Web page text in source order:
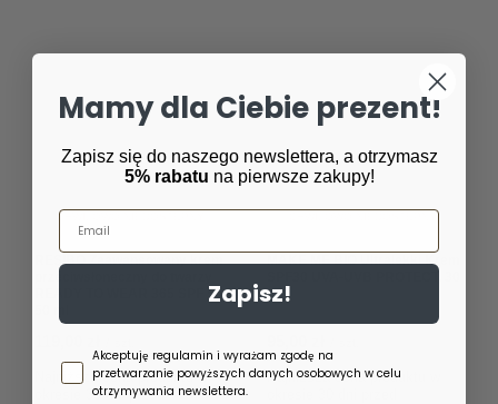
CHWILOWO NIEDOSTĘPNY
RESIBO Zaawansowany krem
READY TO WEAR 365 SPF 50,
Najniższa cena produktu w
okresie 30 dni przed
MAKE ME BIO Ultralekki Krem
ml
Najniższa cena produktu w
Mamy dla Ciebie prezent!
Zapisz się do naszego newslettera, a otrzymasz
5% rabatu na pierwsze zakupy!
Email
Zapisz!
Zgoda newsletter
Akceptuję regulamin i wyrażam zgodę na
przetwarzanie powyższych danych osobowych w celu
otrzymywania newslettera.